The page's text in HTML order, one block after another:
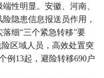
性明显。安徽、河南、
隐患信息报送员作用，
细“三个紧急转移”要
区域人员，高效处置突
例13起，避险转移690户